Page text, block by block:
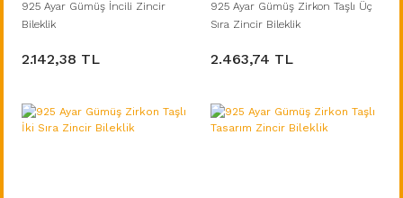
925 Ayar Gümüş İncili Zincir
Bileklik
2.142,38 TL
925 Ayar Gümüş Zirkon Taşlı Üç
Sıra Zincir Bileklik
2.463,74 TL